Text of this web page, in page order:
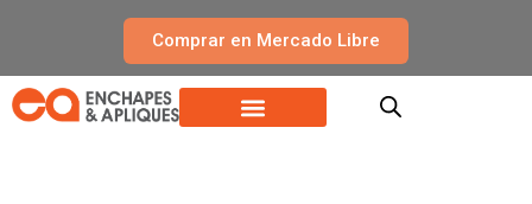
t
a
r
a
m
e
b
o
k
t
u
e
t
o
k
e
i
Comprar en Mercado Libre